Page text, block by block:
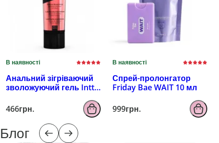
В наявності
Анальний зігріваючий
зволожуючий гель Intt
466грн.
В наявності
Спрей-пролонгатор
Friday Bae WAIT 10 мл
999грн.
Блог